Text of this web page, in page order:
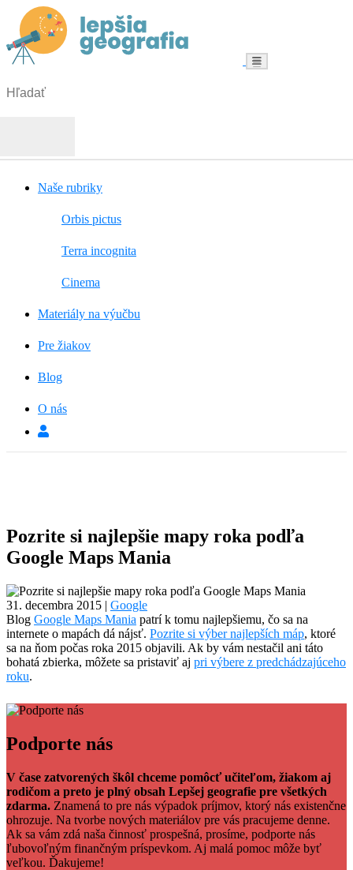
Menu
Naše rubriky
Orbis pictus
Terra incognita
Cinema
Materiály na výučbu
Pre žiakov
Blog
O nás
Pozrite si najlepšie mapy roka podľa
Google Maps Mania
31. decembra 2015 | Google
Blog Google Maps Mania patrí k tomu najlepšiemu, čo sa na
internete o mapách dá nájsť. Pozrite si výber najlepších máp, ktoré
sa na ňom počas roka 2015 objavili. Ak by vám nestačil ani táto
bohatá zbierka, môžete sa pristaviť aj pri výbere z predchádzajúceho
roku.
Facebook
Tweet
Linkedin
Podporte nás
V čase zatvorených škôl chceme pomôcť učiteľom, žiakom aj
rodičom a preto je plný obsah Lepšej geografie pre všetkých
zdarma. Znamená to pre nás výpadok príjmov, ktorý nás existenčne
ohrozuje. Na tvorbe nových materiálov pre vás pracujeme denne.
Ak sa vám zdá naša činnosť prospešná, prosíme, podporte nás
ľubovoľným finančným príspevkom. Aj malá pomoc môže byť
veľkou. Ďakujeme!